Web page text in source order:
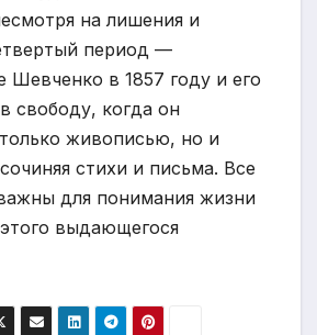
на лишения и
период —
Шевченко в 1857 году и его
свободу, когда он
живописью, но и
стихи и письма. Все
для понимания жизни
выдающегося